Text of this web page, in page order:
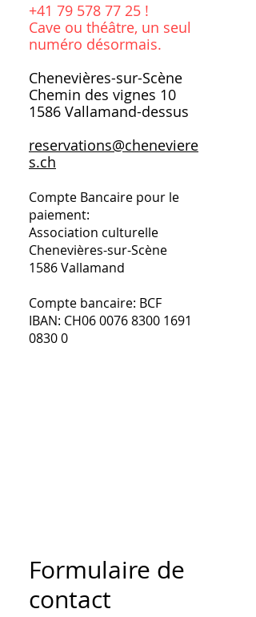
+41 79 578 77 25 !
Cave ou théâtre, un seul
numéro désormais.
Chenevières-sur-Scène
Chemin des vignes 10
1586 Vallamand-dessus
reservations@cheneviere
s.ch
Compte Bancaire pour le
paiement:
Association culturelle
Chenevières-sur-Scène
1586 Vallamand
Compte bancaire: BCF
IBAN: CH060076 8300 1691
0830 0
Formulaire de
contact